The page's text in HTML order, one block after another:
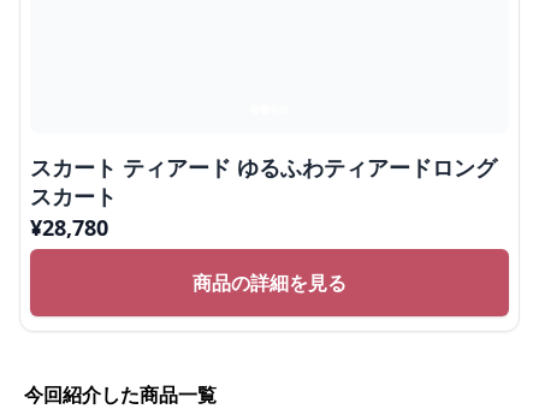
スカート ティアード ゆるふわティアードロング
スカート
¥28,780
商品の詳細を見る
今回紹介した商品一覧